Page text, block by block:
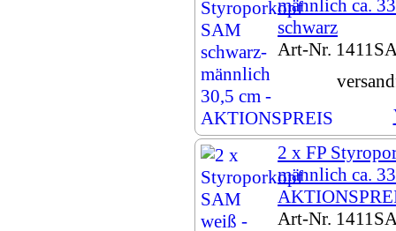
männlich ca.
schwarz
Art-Nr.
2 x FP
männlich ca.
Art-Nr.